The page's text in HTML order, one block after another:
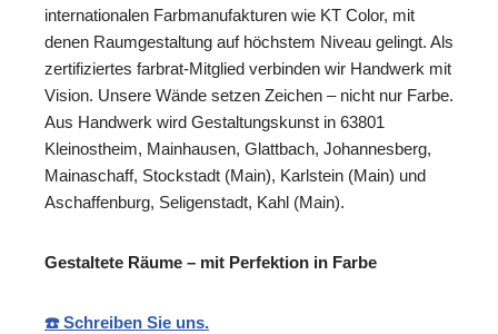
internationalen Farbmanufakturen wie KT Color, mit
denen Raumgestaltung auf höchstem Niveau gelingt. Als
zertifiziertes farbrat-Mitglied verbinden wir Handwerk mit
Vision. Unsere Wände setzen Zeichen – nicht nur Farbe.
Aus Handwerk wird Gestaltungskunst in 63801
Kleinostheim, Mainhausen, Glattbach, Johannesberg,
Mainaschaff, Stockstadt (Main), Karlstein (Main) und
Aschaffenburg, Seligenstadt, Kahl (Main).
Gestaltete Räume – mit Perfektion in Farbe
☎️ Schreiben Sie uns.